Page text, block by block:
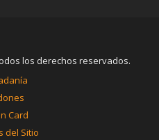
los derechos reservados.
Card
del Sitio